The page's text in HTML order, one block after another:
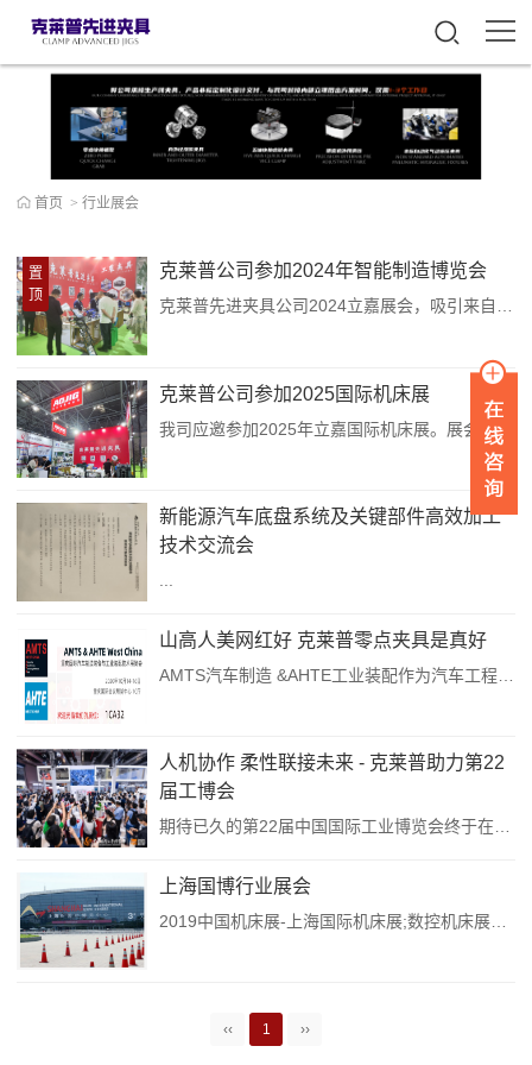
首页 > 行业展会
置
顶
克莱普公司参加2024年智能制造博览会
克莱普公司参加2025国际机床展
我司应邀参加2025年立嘉国际机床展。展会现场及时沟通，不少客户直接拿产品到我司展位进行技术交流。 我们技术专家现场给客户规划夹具方案，以及数字化车间升级方向及方法；...
新能源汽车底盘系统及关键部件高效加工
技术交流会
山高人美网红好 克莱普零点夹具是真好
人机协作 柔性联接未来 - 克莱普助力第22
届工博会
上海国博行业展会
‹‹ 1 ››